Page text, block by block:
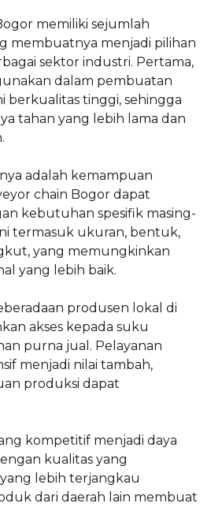
memiliki sejumlah
membuatnya menjadi pilihan
sektor industri. Pertama,
dalam pembuatan
berkualitas tinggi, sehingga
tahan yang lebih lama dan
adalah kemampuan
chain Bogor dapat
kebutuhan spesifik masing-
termasuk ukuran, bentuk,
yang memungkinkan
yang lebih baik.
produsen lokal di
akses kepada suku
purna jual. Pelayanan
menjadi nilai tambah,
produksi dapat
kompetitif menjadi daya
kualitas yang
lebih terjangkau
dari daerah lain membuat